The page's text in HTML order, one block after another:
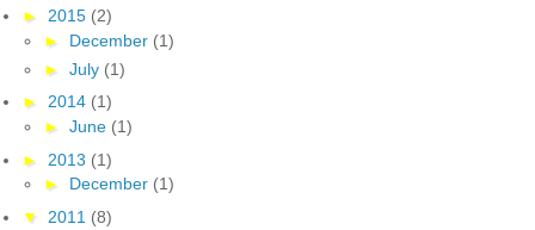
► 2015 (2)
► December (1)
► July (1)
► 2014 (1)
► June (1)
► 2013 (1)
► December (1)
▼ 2011 (8)